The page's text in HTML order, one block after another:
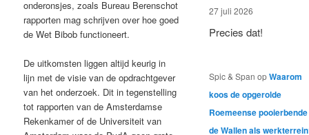
onderonsjes, zoals Bureau Berenschot
rapporten mag schrijven over hoe goed
de Wet Bibob functioneert.
De uitkomsten liggen altijd keurig in
lijn met de visie van de opdrachtgever
van het onderzoek. Dit in tegenstelling
tot rapporten van de Amsterdamse
Rekenkamer of de Universiteit van
27 juli 2026
Precies dat!
Spic & Span opWaarom
koos de opgerolde
Roemeense pooierbende
de Wallen als